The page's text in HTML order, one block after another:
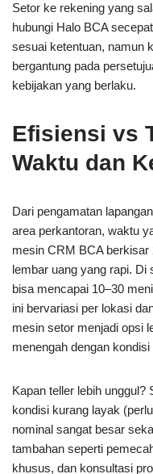
Setor ke rekening yang
hubungi Halo BCA
sesuai ketentuan, namun
bergantung pada
kebijakan yang berlaku.
Efisiensi vs
Waktu dan
Dari pengamatan
area perkantoran, waktu
mesin CRM BCA
lembar uang yang rapi. Di
bisa mencapai 10–30
ini bervariasi per lokasi
mesin setor menjadi opsi
menengah dengan
Kapan teller lebih unggul?
kondisi kurang layak
nominal sangat besar
tambahan seperti
khusus, dan konsultasi